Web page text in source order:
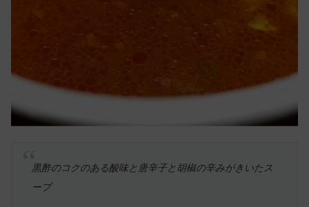
黒酢のコクのある酸味と唐辛子と胡椒の辛みがきいたス
ープ